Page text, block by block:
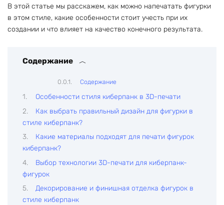
В этой статье мы расскажем, как можно напечатать фигурки
в этом стиле, какие особенности стоит учесть при их
создании и что влияет на качество конечного результата.
Содержание
Содержание
Особенности стиля киберпанк в 3D-печати
Как выбрать правильный дизайн для фигурки в
стиле киберпанк?
Какие материалы подходят для печати фигурок
киберпанк?
Выбор технологии 3D-печати для киберпанк-
фигурок
Декорирование и финишная отделка фигурок в
стиле киберпанк